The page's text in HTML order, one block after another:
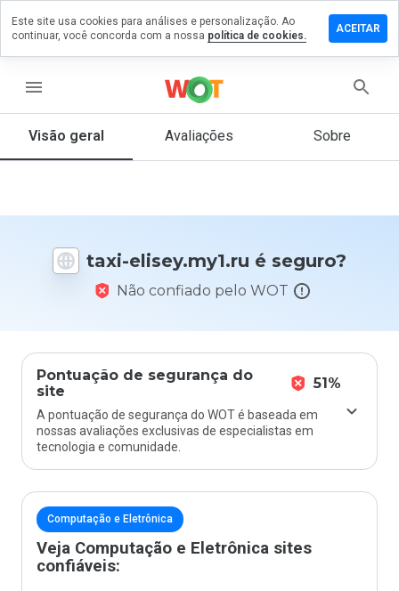
menu
Visão geral Avaliações Sobre
taxi-elisey.my1.ru é seguro?
Não confiado pelo WOT
Pontuação de segurança do
site
51%
A pontuação de segurança do WOT é baseada em
nossas avaliações exclusivas de especialistas em
tecnologia e comunidade.
Computação e Eletrônica
Veja Computação e Eletrônica sites
confiáveis:
um
que
Este site usa cookies para análises e personalização. Ao
continuar, você concorda com a nossa política de cookies.
ACEITAR